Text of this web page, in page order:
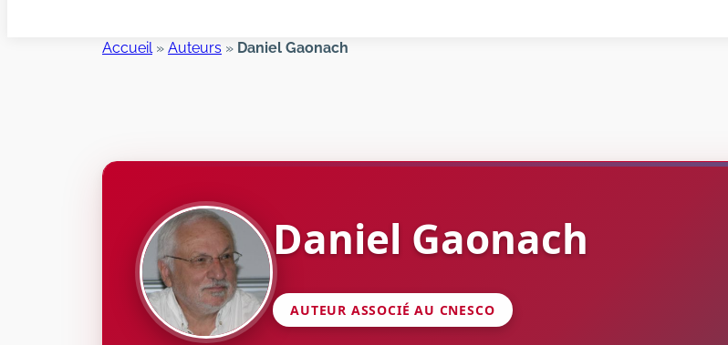
Accueil» Auteurs » Daniel Gaonach
Daniel Gaonach
AUTEUR ASSOCIÉ AU CNESCO